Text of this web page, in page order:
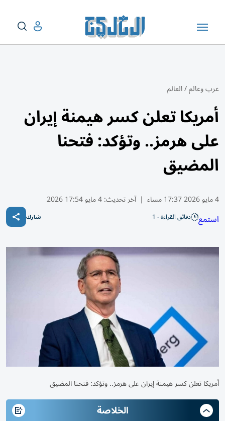
عرب وعالم/العالم
أمريكا تعلن كسر هيمنة إيران
على هرمز.. وتؤكد: فتحنا
المضيق
4 مايو 2026 17:37 مساء | آخر تحديث:4 مايو 17:54 2026
استمع دقائق القراءة - 1 شارك
أمريكا تعلن كسر هيمنة إيران على هرمز.. وتؤكد: فتحنا المضيق
الخلاصة